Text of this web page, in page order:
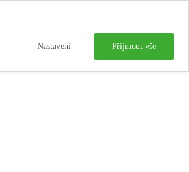
Nastavení Přijmout vše